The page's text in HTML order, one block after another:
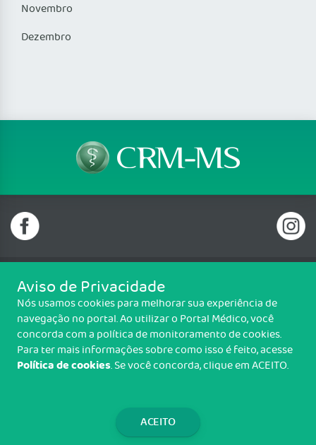
Novembro
Dezembro
Telefone: (67) 3320 7700
Email: crmms@crmms.org.br
Rua Desembargador Leão Neto do Carmo, 305 Jd. Veraneio, Campo
Grande/MS - CEP: 79037-100
Copyright CRM-MS. Todos os direitos reservados.
Aviso de Privacidade
Nós usamos cookies para melhorar sua experiência de
navegação no portal. Ao utilizar o Portal Médico, você
concorda com a política de monitoramento de cookies.
Para ter mais informações sobre como isso é feito, acesse
Política de cookies. Se você concorda, clique em ACEITO.
ACEITO